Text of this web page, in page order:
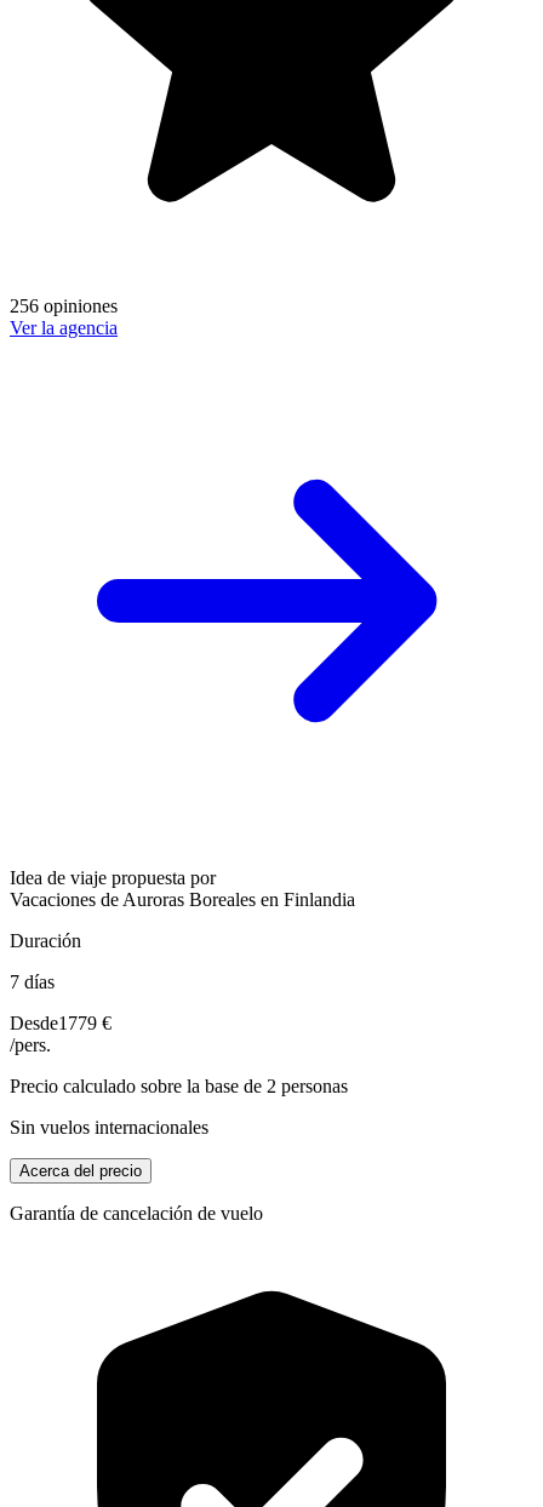
256 opiniones
Ver la agencia
Idea de viaje propuesta por
Vacaciones de Auroras Boreales en Finlandia
Duración
7 días
Desde1779 €
/pers.
Precio calculado sobre la base de 2 personas
Sin vuelos internacionales
Acerca del precio
Garantía de cancelación de vuelo